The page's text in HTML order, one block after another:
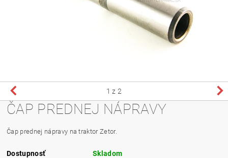
1 z 2
ČAP PREDNEJ NÁPRAVY
Čap prednej nápravy na traktor Zetor.
Dostupnosť Skladom